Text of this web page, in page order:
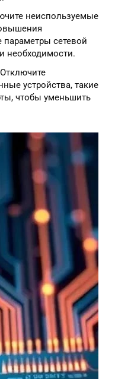
неиспользуемые
параметры сетевой
необходимости.
устройства, такие
чтобы уменьшить